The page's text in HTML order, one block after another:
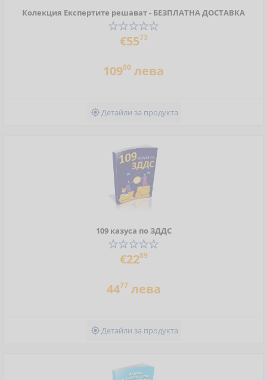
Колекция Експертите решават - БЕЗПЛАТНА ДОСТАВКА
€5573
10900 лева
Детайли за продукта
109 казуса по ЗДДС
€2289
4477лева
Детайли за продукта